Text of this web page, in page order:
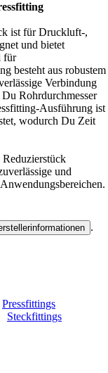
ist für Druckluft-,
und bietet
für
besteht aus robustem
Verbindung
Rohrdurchmesser
Ausführung ist
wodurch Du Zeit
und
.
Pressfittings
Steckfittings